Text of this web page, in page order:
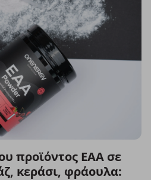
προϊόντος ΕΑΑ σε
κεράσι, φράουλα: